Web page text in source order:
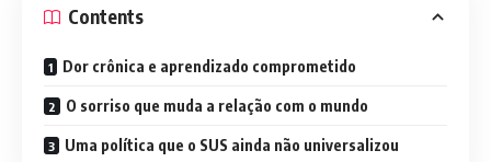
Contents
Dor crônica e aprendizado comprometido
O sorriso que muda a relação com o mundo
Uma política que o SUS ainda não universalizou